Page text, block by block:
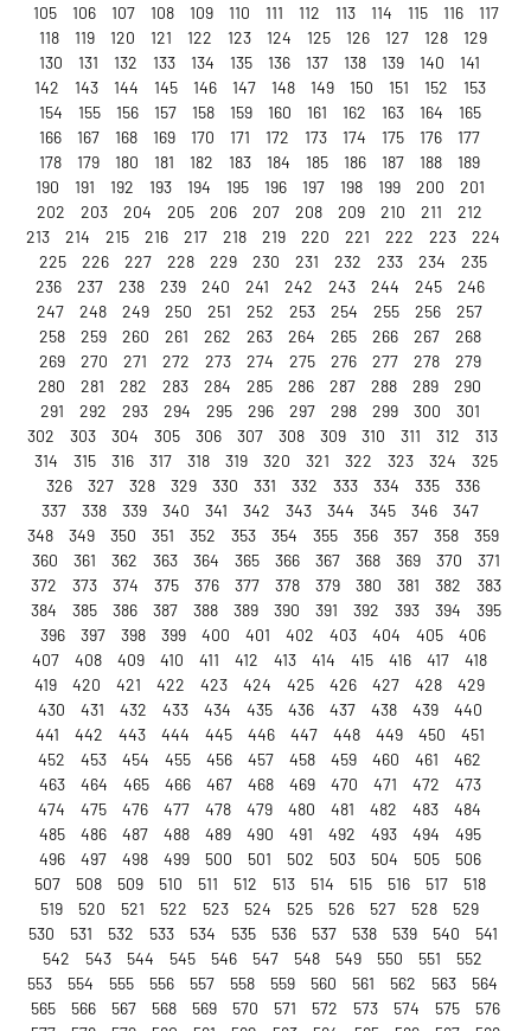
105
106 107 108 109 110 111 112 113 114 115 116
117
118
119 120 121 122 123 124 125 126 127 128
129
130
131 132 133 134 135 136 137 138 139 140
141
142
143 144 145 146 147 148 149 150 151 152
153
154
155 156 157 158 159 160 161 162 163 164
165
166
167 168 169 170 171 172 173 174 175 176
177
178
179 180 181 182 183 184 185 186 187 188
189
190
191 192 193 194 195 196 197 198 199 200
201
202
203 204 205 206 207 208 209 210 211
212
213
214 215 216 217 218 219 220 221 222 223
224
225
226 227 228 229 230 231 232 233 234
235
236
237 238 239 240 241 242 243 244 245
246
247
248 249 250 251 252 253 254 255 256
257
258
259 260 261 262 263 264 265 266 267
268
269
270 271 272 273 274 275 276 277 278
279
280
281 282 283 284 285 286 287 288 289
290
291
292 293 294 295 296 297 298 299 300
301
302
303 304 305 306 307 308 309 310 311 312
313
314
315 316 317 318 319 320 321 322 323 324
325
326
327 328 329 330 331 332 333 334 335
336
337
338 339 340 341 342 343 344 345 346
347
348
349 350 351 352 353 354 355 356 357 358
359
360
361 362 363 364 365 366 367 368 369 370
371
372
373 374 375 376 377 378 379 380 381 382
383
384
385 386 387 388 389 390 391 392 393 394
395
396
397 398 399 400 401 402 403 404 405
406
407
408 409 410 411 412 413 414 415 416 417
418
419
420 421 422 423 424 425 426 427 428
429
430
431 432 433 434 435 436 437 438 439
440
441
442 443 444 445 446 447 448 449 450
451
452
453 454 455 456 457 458 459 460 461
462
463
464 465 466 467 468 469 470 471 472
473
474
475 476 477 478 479 480 481 482 483
484
485
486 487 488 489 490 491 492 493 494
495
496
497 498 499 500 501 502 503 504 505
506
507
508 509 510 511 512 513 514 515 516 517
518
519
520 521 522 523 524 525 526 527 528
529
530
531 532 533 534 535 536 537 538 539 540
541
542
543 544 545 546 547 548 549 550 551
552
553
554 555 556 557 558 559 560 561 562 563
564
565
566 567 568 569 570 571 572 573 574 575
576